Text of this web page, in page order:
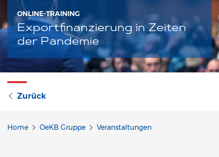
ONLINE-TRAINING
Exportfinanzierung in Zeiten
der Pandemie
Zurück
Home OeKB Gruppe Veranstaltungen